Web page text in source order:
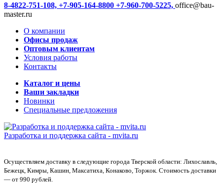
8-4822-751-108, +7-905-164-8800 +7-960-700-5225, office@bau-
master.ru
О компании
Офисы продаж
Оптовым клиентам
Условия работы
Контакты
Каталог и цены
Ваши закладки
Новинки
Специальные предложения
Разработка и поддержка сайта - mvita.ru
Осуществляем доставку в следующие города Тверской области: Лихославль,
Бежецк, Кимры, Кашин, Максатиха, Конаково, Торжок. Стоимость доставки
— от 990 рублей.